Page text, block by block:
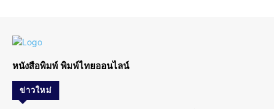
หนังสือพิมพ์ พิมพ์ไทยออนไลน์
ข่าวใหม่